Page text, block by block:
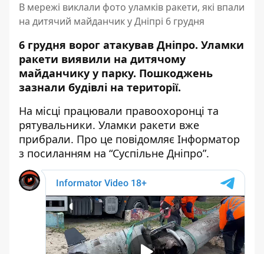
В мережі виклали фото уламків ракети, які впали
на дитячий майданчик у Дніпрі 6 грудня
6 грудня ворог атакував Дніпро. Уламки
ракети виявили на дитячому
майданчику у парку. Пошкоджень
зазнали будівлі на території.
На місці працювали правоохоронці та
рятувальники. Уламки ракети вже
прибрали. Про це повідомляє Інформатор
з посиланням на “Суспільне Дніпро”.